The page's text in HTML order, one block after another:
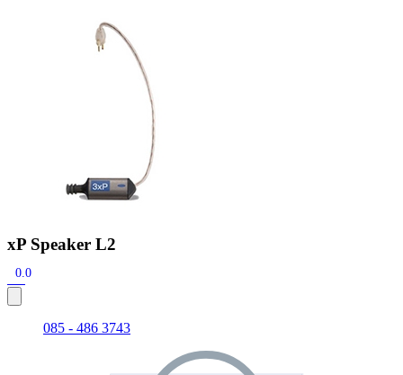
Signia Pure BCT IX
Audio Service R LI 7
Widex filters
Signia Active Mini IX - Oplaadbaar
De Signia Active Mini IX is het nieuwste hoortoestel van Signia.
xP Speaker L2
0.0
085 - 486 3743